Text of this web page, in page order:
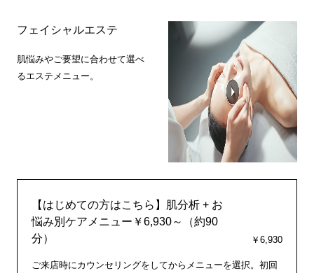
フェイシャルエステ
肌悩みやご要望に合わせて選べ
るエステメニュー。
【はじめての方はこちら】肌分析 + お
悩み別ケアメニュー￥6,930～（約90
分）
￥6,930
ご来店時にカウンセリングをしてからメニューを選択。初回